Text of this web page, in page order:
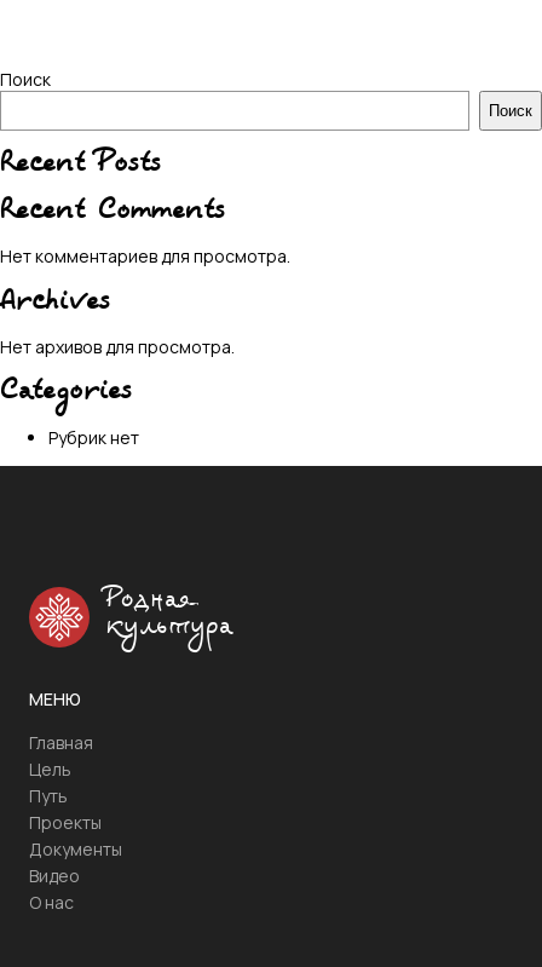
Поиск
Поиск
Recent Posts
Recent Comments
Нет комментариев для просмотра.
Archives
Нет архивов для просмотра.
Categories
Рубрик нет
Родная
культура
МЕНЮ
Главная
Цель
Путь
Проекты
Документы
Видео
О нас